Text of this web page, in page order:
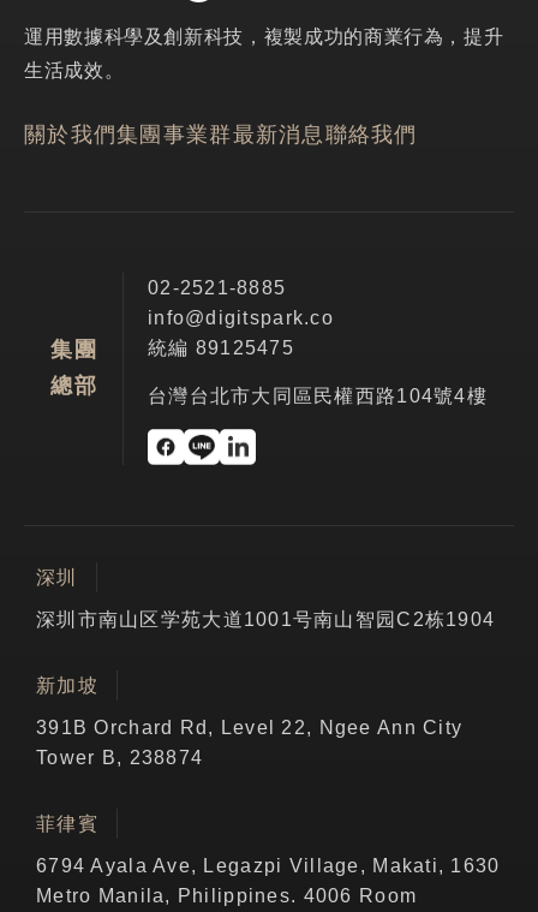
運用數據科學及創新科技，複製成功的商業行為，提升
生活成效。
關於我們集團事業群最新消息 聯絡我們
集團
總部
02-2521-8885
info@digitspark.co
統編 89125475
台灣台北市大同區民權西路104號4樓
深圳
深圳市南山区学苑大道1001号南山智园C2栋1904
新加坡
391B Orchard Rd, Level 22, Ngee Ann City
Tower B, 238874
菲律賓
6794 Ayala Ave, Legazpi Village, Makati, 1630
Metro Manila, Philippines. 4006 Room